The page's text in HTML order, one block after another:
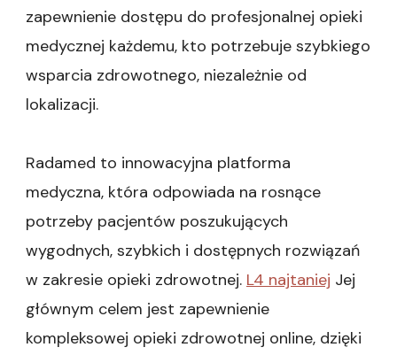
zapewnienie dostępu do profesjonalnej opieki
medycznej każdemu, kto potrzebuje szybkiego
wsparcia zdrowotnego, niezależnie od
lokalizacji.
Radamed to innowacyjna platforma
medyczna, która odpowiada na rosnące
potrzeby pacjentów poszukujących
wygodnych, szybkich i dostępnych rozwiązań
w zakresie opieki zdrowotnej. L4 najtaniej Jej
głównym celem jest zapewnienie
kompleksowej opieki zdrowotnej online, dzięki